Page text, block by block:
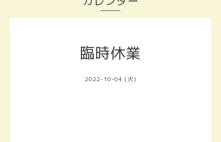
臨時休業
2022-10-04 (火)